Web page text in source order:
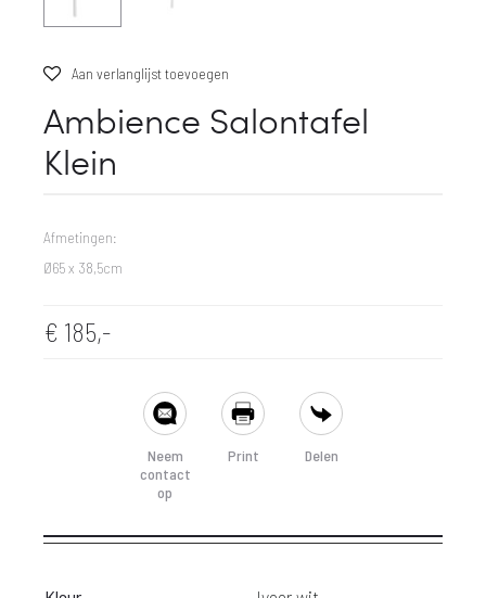
Aan verlanglijst toevoegen
Ambience Salontafel
Klein
Afmetingen:
Ø65 x 38,5cm
€ 185,-
Neem
contact
op
Print Delen